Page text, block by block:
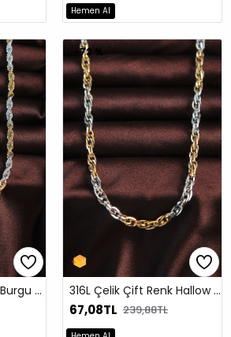
Hemen Al
316L Çelik Çift Renk Burgu Tasarımlı Kolye
-72 %
316L Çelik Çift Renk Hallow Model Kolye
67,08TL 239,88TL